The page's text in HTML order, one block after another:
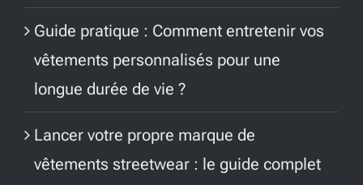
Guide pratique : Comment entretenir vos
vêtements personnalisés pour une
longue durée de vie ?
Lancer votre propre marque de
vêtements streetwear : le guide complet